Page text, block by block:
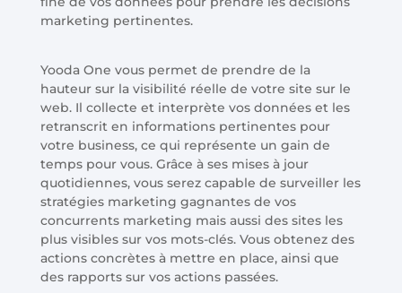
marketing pertinentes.
Yooda One vous permet de prendre de la
hauteur sur la visibilité réelle de votre site sur le
web. Il collecte et interprète vos données et les
retranscrit en informations pertinentes pour
votre business, ce qui représente un gain de
temps pour vous. Grâce à ses mises à jour
quotidiennes, vous serez capable de surveiller les
stratégies marketing gagnantes de vos
concurrents marketing mais aussi des sites les
plus visibles sur vos mots-clés. Vous obtenez des
actions concrètes à mettre en place, ainsi que
des rapports sur vos actions passées.